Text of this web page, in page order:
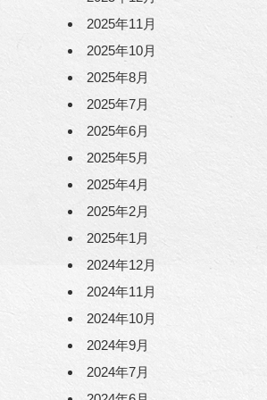
2025年11月
2025年10月
2025年8月
2025年7月
2025年6月
2025年5月
2025年4月
2025年2月
2025年1月
2024年12月
2024年11月
2024年10月
2024年9月
2024年7月